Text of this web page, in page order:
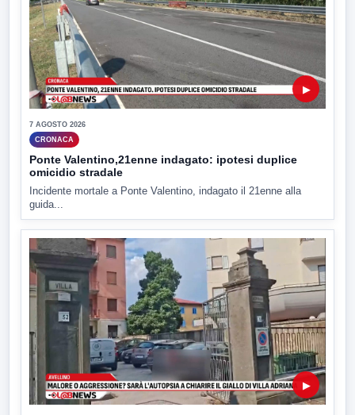
▶
7 AGOSTO 2026
CRONACA
Ponte Valentino,21enne indagato: ipotesi duplice
omicidio stradale
Incidente mortale a Ponte Valentino, indagato il 21enne alla
guida...
▶